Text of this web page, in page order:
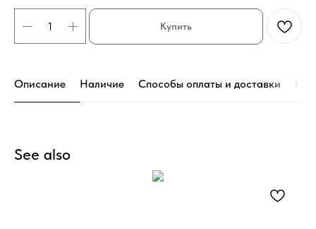
Купить
Описание Наличие Способы оплаты и доставки
See also